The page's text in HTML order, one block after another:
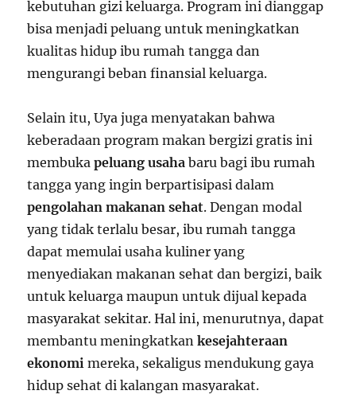
kebutuhan gizi keluarga. Program ini dianggap
bisa menjadi peluang untuk meningkatkan
kualitas hidup ibu rumah tangga dan
mengurangi beban finansial keluarga.
Selain itu, Uya juga menyatakan bahwa
keberadaan program makan bergizi gratis ini
membukapeluang usaha baru bagi ibu rumah
tangga yang ingin berpartisipasi dalam
pengolahan makanan sehat. Dengan modal
yang tidak terlalu besar, ibu rumah tangga
dapat memulai usaha kuliner yang
menyediakan makanan sehat dan bergizi, baik
untuk keluarga maupun untuk dijual kepada
masyarakat sekitar. Hal ini, menurutnya, dapat
membantu meningkatkankesejahteraan
ekonomi mereka, sekaligus mendukung gaya
hidup sehat di kalangan masyarakat.